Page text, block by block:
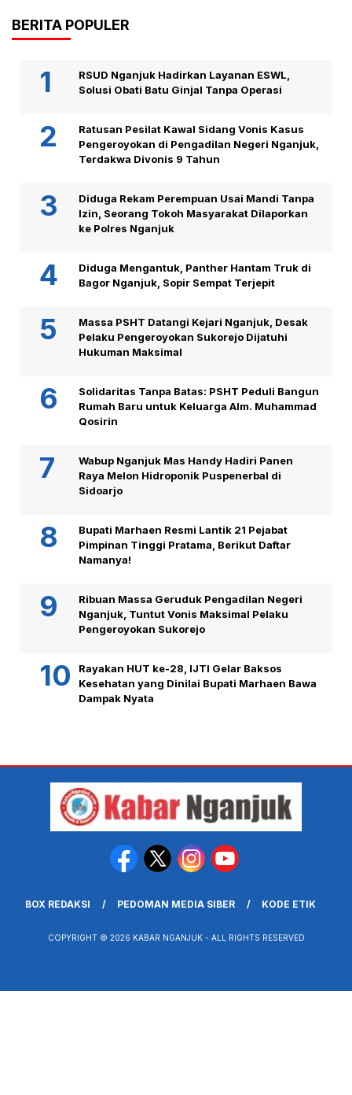
BERITA POPULER
RSUD Nganjuk Hadirkan Layanan ESWL,
Solusi Obati Batu Ginjal Tanpa Operasi
Ratusan Pesilat Kawal Sidang Vonis Kasus
Pengeroyokan di Pengadilan Negeri Nganjuk,
Terdakwa Divonis 9 Tahun
Diduga Rekam Perempuan Usai Mandi Tanpa
Izin, Seorang Tokoh Masyarakat Dilaporkan
ke Polres Nganjuk
Diduga Mengantuk, Panther Hantam Truk di
Bagor Nganjuk, Sopir Sempat Terjepit
Massa PSHT Datangi Kejari Nganjuk, Desak
Pelaku Pengeroyokan Sukorejo Dijatuhi
Hukuman Maksimal
Solidaritas Tanpa Batas: PSHT Peduli Bangun
Rumah Baru untuk Keluarga Alm. Muhammad
Qosirin
Wabup Nganjuk Mas Handy Hadiri Panen
Raya Melon Hidroponik Puspenerbal di
Sidoarjo
Bupati Marhaen Resmi Lantik 21 Pejabat
Pimpinan Tinggi Pratama, Berikut Daftar
Namanya!
Ribuan Massa Geruduk Pengadilan Negeri
Nganjuk, Tuntut Vonis Maksimal Pelaku
Pengeroyokan Sukorejo
Rayakan HUT ke-28, IJTI Gelar Baksos
Kesehatan yang Dinilai Bupati Marhaen Bawa
Dampak Nyata
BOX REDAKSI PEDOMAN MEDIA SIBER KODE ETIK
COPYRIGHT © 2026 KABAR NGANJUK - ALL RIGHTS RESERVED